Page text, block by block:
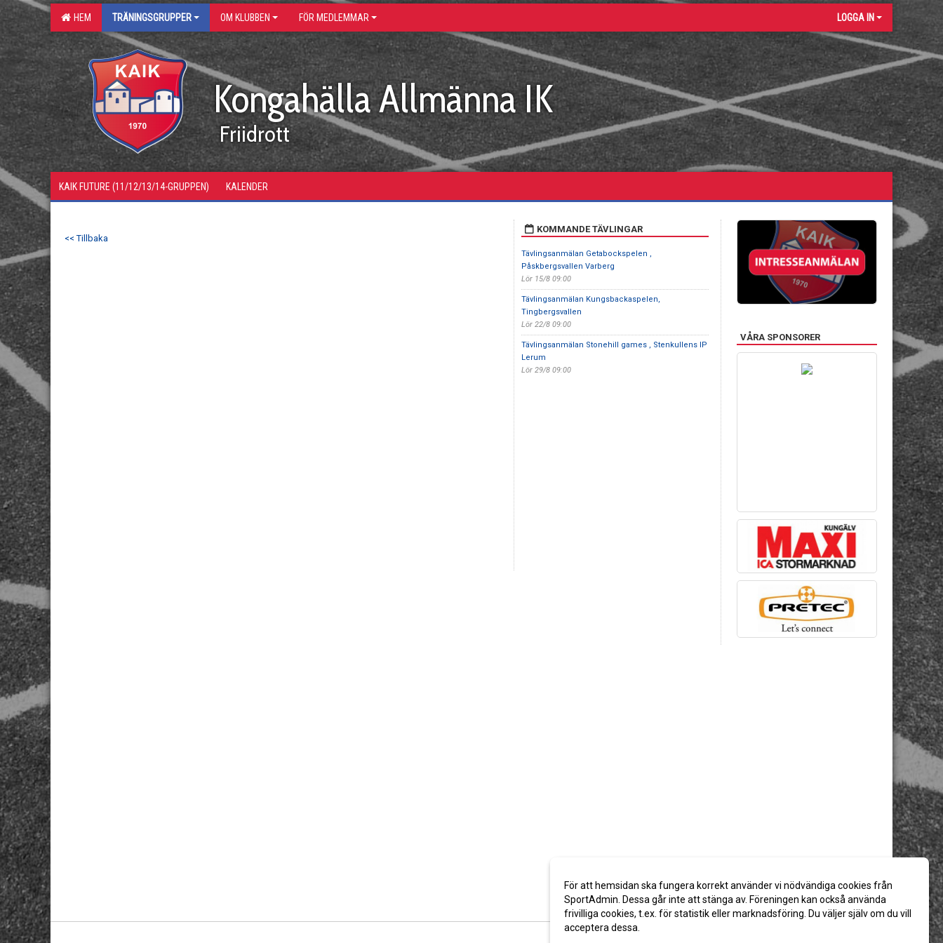
HEM TRÄNINGSGRUPPER OM KLUBBEN FÖR MEDLEMMAR LOGGA IN
Kongahälla Allmänna IK
Friidrott
KAIK FUTURE (11/12/13/14-GRUPPEN) KALENDER
<< Tillbaka
KOMMANDE TÄVLINGAR
Tävlingsanmälan Getabockspelen ,
Påskbergsvallen Varberg
Lör 15/8 09:00
Tävlingsanmälan Kungsbackaspelen,
Tingbergsvallen
Lör 22/8 09:00
Tävlingsanmälan Stonehill games , Stenkullens IP
Lerum
Lör 29/8 09:00
VÅRA SPONSORER
För att hemsidan ska fungera korrekt använder vi nödvändiga cookies från
SportAdmin. Dessa går inte att stänga av. Föreningen kan också använda
frivilliga cookies, t.ex. för statistik eller marknadsföring. Du väljer själv om du vill
acceptera dessa.